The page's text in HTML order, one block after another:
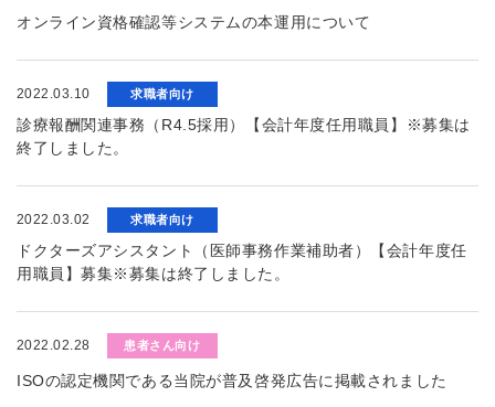
オンライン資格確認等システムの本運用について
2022.03.10 求職者向け
診療報酬関連事務（R4.5採用）【会計年度任用職員】※募集は
終了しました。
2022.03.02 求職者向け
ドクターズアシスタント（医師事務作業補助者）【会計年度任
用職員】募集※募集は終了しました。
2022.02.28 患者さん向け
ISOの認定機関である当院が普及啓発広告に掲載されました